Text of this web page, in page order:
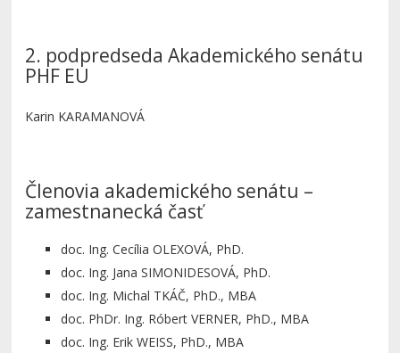
2. podpredseda Akademického senátu
PHF EU
Karin KARAMANOVÁ
Členovia akademického senátu –
zamestnanecká časť
doc. Ing. Cecília OLEXOVÁ, PhD.
doc. Ing. Jana SIMONIDESOVÁ, PhD.
doc. Ing. Michal TKÁČ, PhD., MBA
doc. PhDr. Ing. Róbert VERNER, PhD., MBA
doc. Ing. Erik WEISS, PhD., MBA